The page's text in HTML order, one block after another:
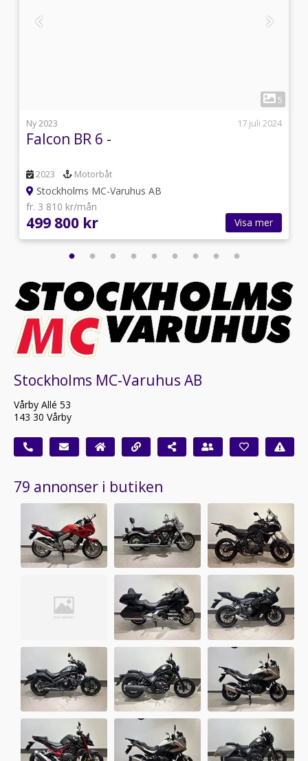
5
Ny 2023
17 juli 2024
Falcon BR 6 -
2023 Motorbåt
Stockholms MC-Varuhus AB
fr. 3 810 kr/mån
499 800 kr Visa mer
Stockholms MC-Varuhus AB
Vårby Allé 53
143 30 Vårby
79 annonser i butiken